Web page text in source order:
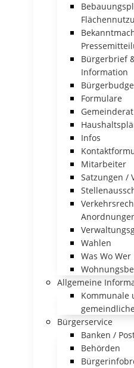
Bürgerbrief
Information
Formulare
Gemeinderat
Infos
Mitarbeiter
Satzungen /
Wahlen
Was Wo Wer
Allgemeine
Kommunale
Bürgerservice
Banken /
Behörden